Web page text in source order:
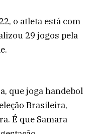
o atleta está com
29 jogos pela
que joga handebol
Brasileira,
É que Samara